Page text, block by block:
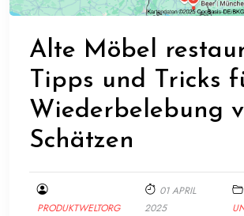
Alte Möbel
Tipps und Tricks
Wiederbelebung
Schätzen
PRODUKTWELTORG
01 APRIL
2025